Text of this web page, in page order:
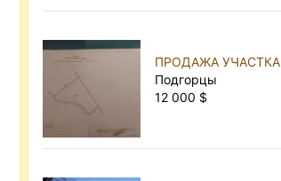
ПРОДАЖА УЧАСТКА
Подгорцы
12 000 $